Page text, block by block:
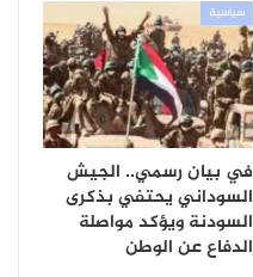
سياسية
في بيان رسمي.. الجيش
السوداني يحتفي بذكرى
السودنة ويؤكد مواصلة
الدفاع عن الوطن